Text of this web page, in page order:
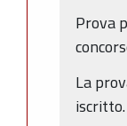
Prova
La
iscritto.